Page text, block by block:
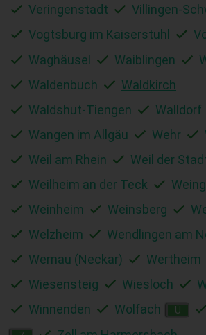
Veringenstadt
Villingen-
Vogtsburg im Kaiserstuhl
Waghäusel Waiblingen
Waldenbuch
Waldkirch
Waldshut-Tiengen
Walldorf
Wangen im Allgäu
Wehr
Weil am Rhein
Weil der
Weilheim an der Teck
Weinheim
Weinsberg
Welzheim
Wendlingen am
Wernau (Neckar)
Wertheim
Wiesensteig
Wiesloch
Winnenden
Wolfach Ü